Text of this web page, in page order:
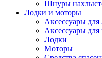
Шнуры
Лодки и моторы
Аксессуары для
Аксессуары для
Лодки
Моторы